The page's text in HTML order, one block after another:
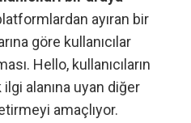
ayıran bir
göre kullanıcılar
Hello, kullanıcıların
alanına uyan diğer
amaçlıyor.